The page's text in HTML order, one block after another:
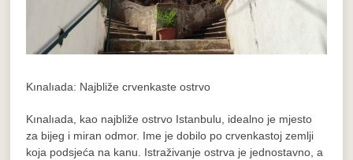
Kınalıada: Najbliže crvenkaste ostrvo
Kınalıada, kao najbliže ostrvo Istanbulu, idealno je mjesto
za bijeg i miran odmor. Ime je dobilo po crvenkastoj zemlji
koja podsjeća na kanu. Istraživanje ostrva je jednostavno, a